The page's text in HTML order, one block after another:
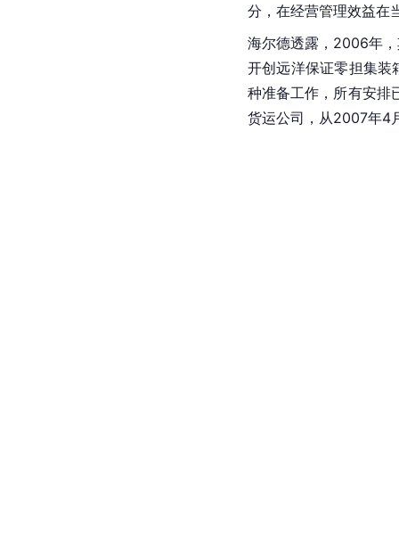
分，在经营管理效益在
海尔德透露，2006年
开创远洋保证零担集
种准备工作，所有安排
货运公司，从2007年4